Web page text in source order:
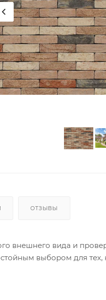
ОТЗЫВЫ
внешнего вида и
выбором для